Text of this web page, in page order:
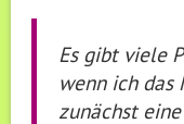
Es gibt viele
wenn ich das
zunächst